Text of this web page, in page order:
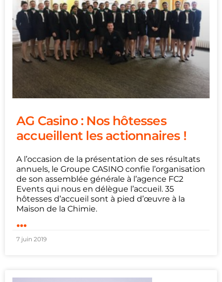
AG Casino : Nos hôtesses
accueillent les actionnaires !
A l’occasion de la présentation de ses résultats
annuels, le Groupe CASINO confie l’organisation
de son assemblée générale à l’agence FC2
Events qui nous en délègue l’accueil. 35
hôtesses d’accueil sont à pied d’œuvre à la
Maison de la Chimie.
...
7 juin 2019